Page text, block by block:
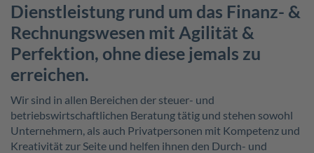
Dienstleistung rund um das Finanz- &
Rechnungswesen mit Agilität &
Perfektion, ohne diese jemals zu
erreichen.
Wir sind in allen Bereichen der steuer- und
betriebswirtschaftlichen Beratung tätig und stehen sowohl
Unternehmern, als auch Privatpersonen mit Kompetenz und
Kreativität zur Seite und helfen ihnen den Durch- und